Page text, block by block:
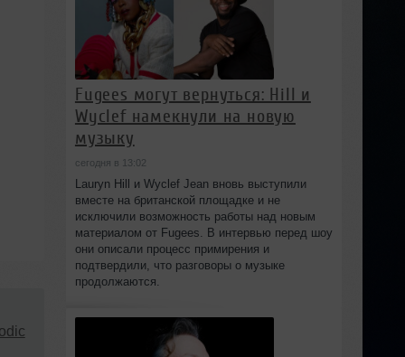
Fugees могут вернуться: Hill и
Wyclef намекнули на новую
музыку
сегодня в 13:02
Lauryn Hill и Wyclef Jean вновь выступили
вместе на британской площадке и не
исключили возможность работы над новым
материалом от Fugees. В интервью перед шоу
они описали процесс примирения и
подтвердили, что разговоры о музыке
продолжаются.